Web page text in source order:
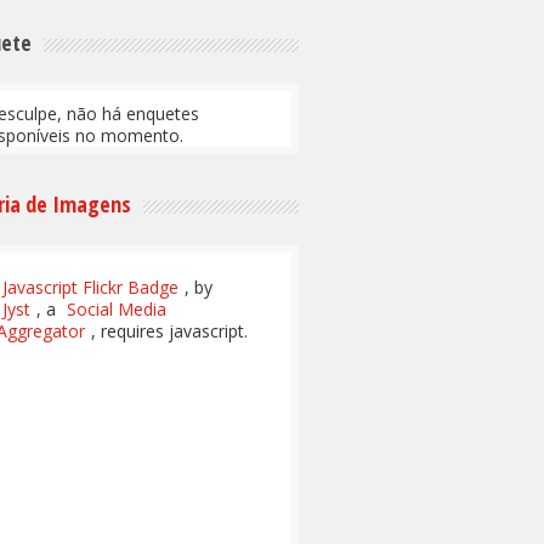
não há enquetes
no momento.
de Imagens
Javascript Flickr Badge , by
Jyst , a Social Media
, requires javascript.